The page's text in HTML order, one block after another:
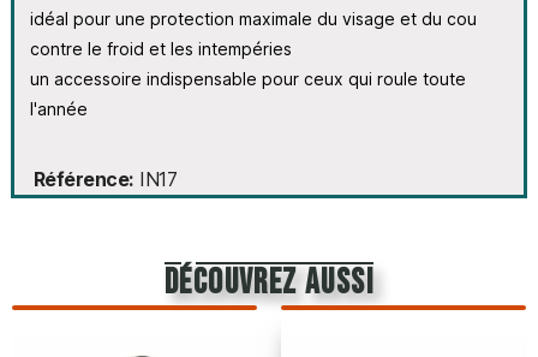
idéal pour une protection maximale du visage et du cou
contre le froid et les intempéries
un accessoire indispensable pour ceux qui roule toute
l'année
Référence IN17
découvrez aussi